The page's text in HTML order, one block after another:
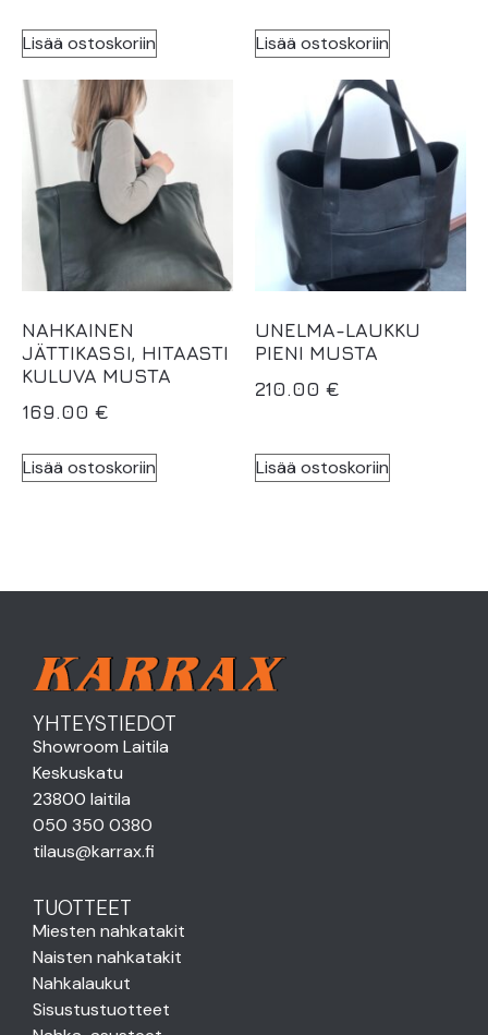
Lisää ostoskoriin Lisää ostoskoriin
NAHKAINEN
JÄTTIKASSI, HITAASTI
KULUVA MUSTA
169.00 €
Lisää ostoskoriin
UNELMA-LAUKKU
PIENI MUSTA
210.00 €
Lisää ostoskoriin
YHTEYSTIEDOT
Showroom Laitila
Keskuskatu
23800 laitila
050 350 0380
tilaus@karrax.fi
TUOTTEET
Miesten nahkatakit
Naisten nahkatakit
Nahkalaukut
Sisustustuotteet